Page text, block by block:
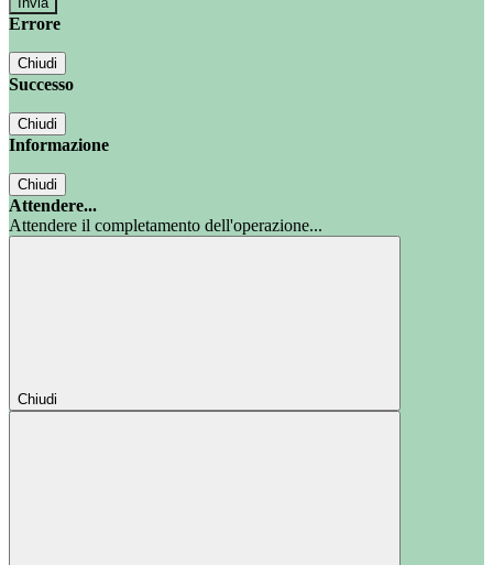
Errore
Chiudi
Successo
Chiudi
Informazione
Chiudi
Attendere...
Attendere il completamento dell'operazione...
Chiudi